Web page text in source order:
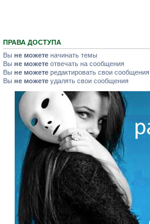
ПРАВА ДОСТУПА
Вы не можете начинать темы
Вы не можете отвечать на сообщения
Вы не можете редактировать свои сообщения
Вы не можете удалять свои сообщения